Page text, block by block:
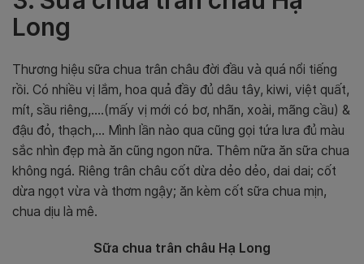
Long
Thương hiệu sữa chua trân châu đời đầu và quá nổi tiếng
rồi. Có nhiều vị lắm, hoa quả đầy đủ dâu tây, kiwi, việt quất,
mít, sầu riêng,….(mấy vị mới có bơ, nhãn, xoài, mãng cầu) &
đậu đỏ, thạch,… Mình lần nào qua cũng gọi tứa lưa đủ màu
sắc nhìn đẹp mà ăn cũng ngon nữa. Thêm nữa ăn sữa chua
không ngá. Riêng trân châu cốt dừa dẻo dẻo, dai dai; cốt
dừa ngọt vừa và thơm ngậy; ăn kèm cốt sữa chua mịn,
chua dịu là mê.
Sữa chua trân châu Hạ Long